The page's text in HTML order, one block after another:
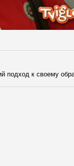
подход к своему